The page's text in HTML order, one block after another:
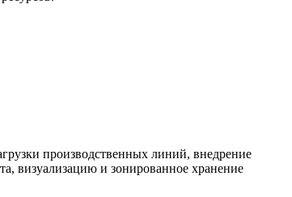
производственных линий, внедрение
визуализацию и зонированное хранение